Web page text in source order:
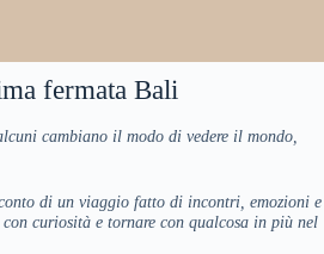
fermata Bali
cambiano il modo di vedere il mondo,
di un viaggio fatto di incontri, emozioni e
curiosità e tornare con qualcosa in più nel